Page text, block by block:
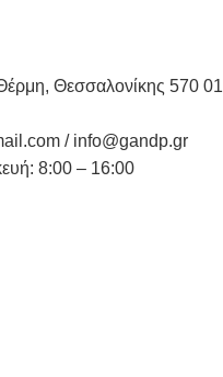
Θεσσαλονίκης 570 01
/ info@gandp.gr
8:00 – 16:00